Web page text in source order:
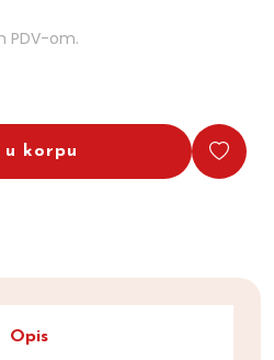
PDV-om.
u korpu
Opis